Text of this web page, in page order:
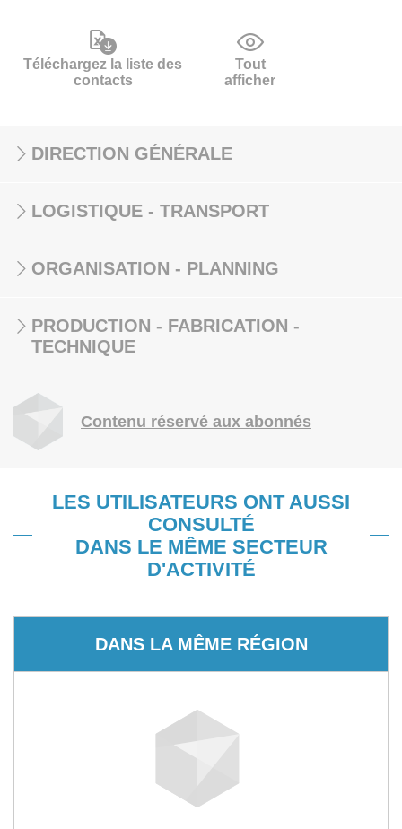
Téléchargez la liste des
contacts
Tout
afficher
DIRECTION GÉNÉRALE
LOGISTIQUE - TRANSPORT
ORGANISATION - PLANNING
PRODUCTION - FABRICATION -
TECHNIQUE
Contenu réservé aux abonnés
LES UTILISATEURS ONT AUSSI
CONSULTÉ
DANS LE MÊME SECTEUR
D'ACTIVITÉ
DANS LA MÊME RÉGION